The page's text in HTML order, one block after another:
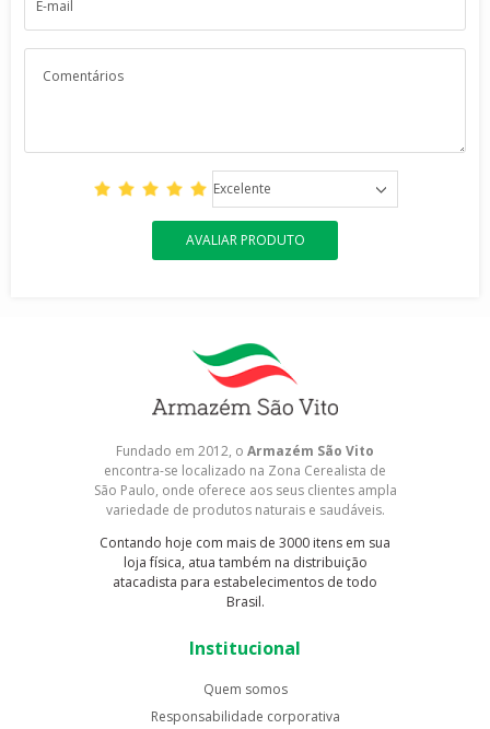
Excelente
AVALIAR PRODUTO
Fundado em 2012, o Armazém São Vito
encontra-se localizado na Zona Cerealista de
São Paulo, onde oferece aos seus clientes ampla
variedade de produtos naturais e saudáveis.
Contando hoje com mais de 3000 itens em sua
loja física, atua também na distribuição
atacadista para estabelecimentos de todo
Brasil.
Institucional
Quem somos
Responsabilidade corporativa